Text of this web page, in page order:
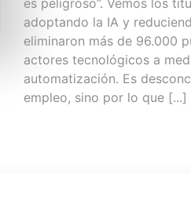
adoptando la IA y
eliminaron más de 96.000
actores tecnológicos a
automatización. Es
empleo, sino por lo que [...]